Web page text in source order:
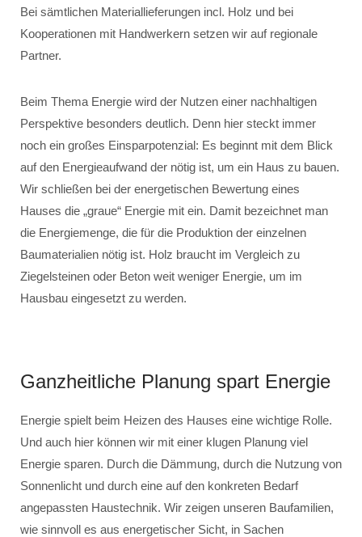
Bei sämtlichen Materiallieferungen incl. Holz und bei
Kooperationen mit Handwerkern setzen wir auf regionale
Partner.
Beim Thema Energie wird der Nutzen einer nachhaltigen
Perspektive besonders deutlich. Denn hier steckt immer
noch ein großes Einsparpotenzial: Es beginnt mit dem Blick
auf den Energieaufwand der nötig ist, um ein Haus zu bauen.
Wir schließen bei der energetischen Bewertung eines
Hauses die „graue“ Energie mit ein. Damit bezeichnet man
die Energiemenge, die für die Produktion der einzelnen
Baumaterialien nötig ist. Holz braucht im Vergleich zu
Ziegelsteinen oder Beton weit weniger Energie, um im
Hausbau eingesetzt zu werden.
Ganzheitliche Planung spart Energie
Energie spielt beim Heizen des Hauses eine wichtige Rolle.
Und auch hier können wir mit einer klugen Planung viel
Energie sparen. Durch die Dämmung, durch die Nutzung von
Sonnenlicht und durch eine auf den konkreten Bedarf
angepassten Haustechnik. Wir zeigen unseren Baufamilien,
wie sinnvoll es aus energetischer Sicht, in Sachen